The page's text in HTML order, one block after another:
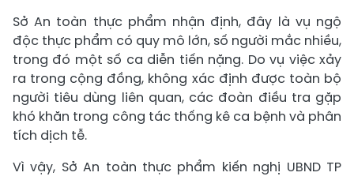
Sở An toàn thực phẩm nhận định, đây là vụ ngộ
độc thực phẩm có quy mô lớn, số người mắc nhiều,
trong đó một số ca diễn tiến nặng. Do vụ việc xảy
ra trong cộng đồng, không xác định được toàn bộ
người tiêu dùng liên quan, các đoàn điều tra gặp
khó khăn trong công tác thống kê ca bệnh và phân
tích dịch tễ.
Vì vậy, Sở An toàn thực phẩm kiến nghị UBND TP